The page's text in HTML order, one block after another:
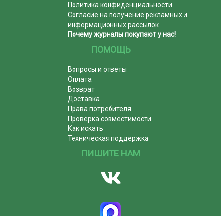
Политика конфиденциальности
Согласие на получение рекламных и
информационных рассылок
Почему журналы покупают у нас!
ПОМОЩЬ
Вопросы и ответы
Оплата
Возврат
Доставка
Права потребителя
Проверка совместимости
Как искать
Техническая поддержка
ПИШИТЕ НАМ